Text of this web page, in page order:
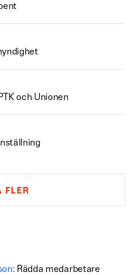
och Unionen
FLER
Rädda medarbetare